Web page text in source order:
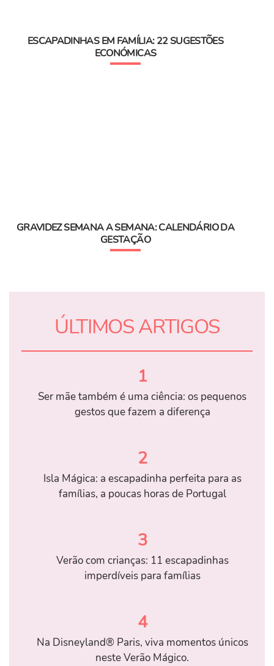
ESCAPADINHAS EM FAMÍLIA: 22 SUGESTÕES
ECONÓMICAS
GRAVIDEZ SEMANA A SEMANA: CALENDÁRIO DA
GESTAÇÃO
ÚLTIMOS ARTIGOS
1
Ser mãe também é uma ciência: os pequenos
gestos que fazem a diferença
2
Isla Mágica: a escapadinha perfeita para as
famílias, a poucas horas de Portugal
3
Verão com crianças: 11 escapadinhas
imperdíveis para famílias
4
Na Disneyland® Paris, viva momentos únicos
neste Verão Mágico.